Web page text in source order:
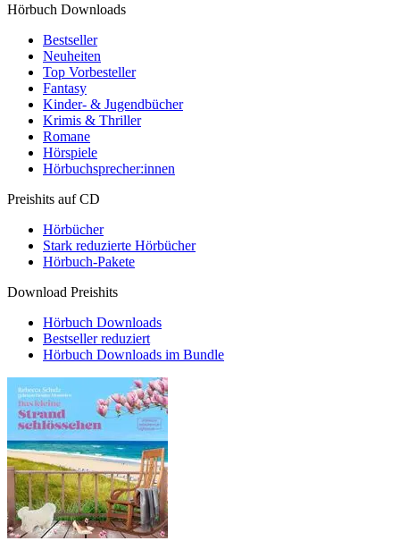
Hörbuch Downloads
Bestseller
Neuheiten
Top Vorbesteller
Fantasy
Kinder- & Jugendbücher
Krimis & Thriller
Romane
Hörspiele
Hörbuchsprecher:innen
Preishits auf CD
Hörbücher
Stark reduzierte Hörbücher
Hörbuch-Pakete
Download Preishits
Hörbuch Downloads
Bestseller reduziert
Hörbuch Downloads im Bundle